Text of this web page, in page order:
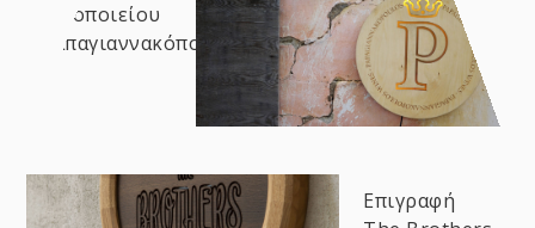
Οινοποιείου
Παπαγιαννακόπουλος
Επιγραφή